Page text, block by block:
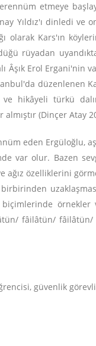
etmeye
Yıldız'ı dinledi ve
olarak Kars'ın
rüyadan
Âşık Erol
düzenlenen
hikâyeli türkü
(Dinçer Atay
eden Ergüloğlu,
var olur. Bazen
özelliklerini
fâilâtün/
güvenlik